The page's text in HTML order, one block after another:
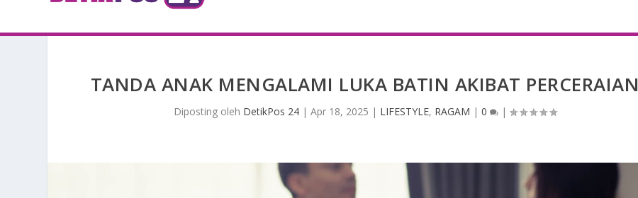
TANDA ANAK MENGALAMI LUKA BATIN AKIBAT PERCERAIAN
Diposting oleh DetikPos 24| Apr 18, 2025 | LIFESTYLE, RAGAM | 0 |